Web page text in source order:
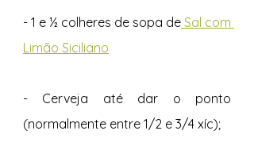
- 1 e ½ colheres de sopa de Sal com
Limão Siciliano
- Cerveja até dar o ponto
(normalmente entre 1/2 e 3/4 xíc);